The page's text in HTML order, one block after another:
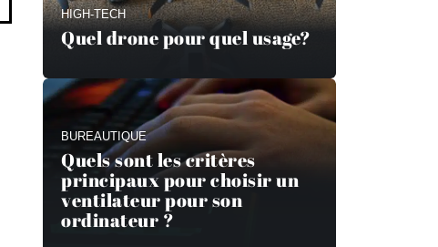
HIGH-TECH
Quel drone pour quel usage?
BUREAUTIQUE
Quels sont les critères
principaux pour choisir un
ventilateur pour son
ordinateur ?